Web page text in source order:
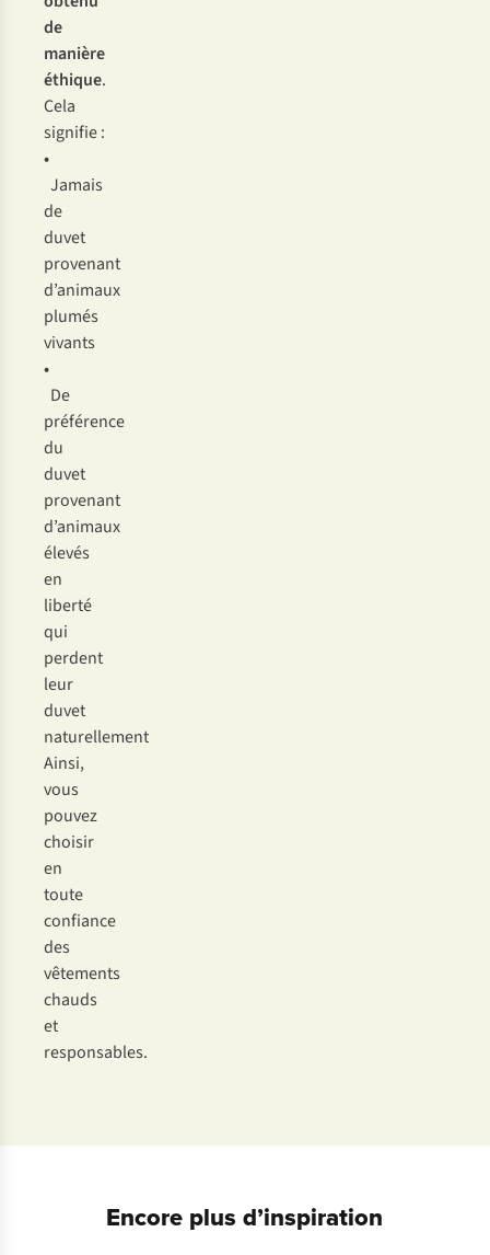
de
manière
éthique.
Cela
signifie :
•
Jamais
de
duvet
provenant
d’animaux
plumés
vivants
•
De
préférence
du
duvet
provenant
d’animaux
élevés
en
liberté
qui
perdent
leur
duvet
naturellement
Ainsi,
vous
pouvez
choisir
en
toute
confiance
des
vêtements
chauds
et
responsables.
Encore plus d’inspiration